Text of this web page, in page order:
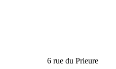
6 rue du Prieure